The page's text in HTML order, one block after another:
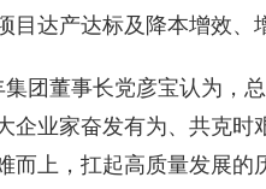
目达产达标及降本增效
董事长党彦宝认为，总
企业家奋发有为、共克
而上，扛起高质量发展的